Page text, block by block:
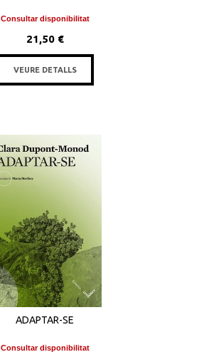
Consultar disponibilitat
21,50 €
VEURE DETALLS
ADAPTAR-SE
Consultar disponibilitat